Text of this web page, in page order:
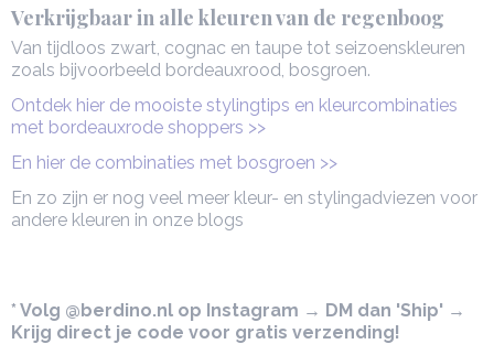
Verkrijgbaar in alle kleuren van de regenboog
Van tijdloos zwart, cognac en taupe tot seizoenskleuren
zoals bijvoorbeeld bordeauxrood, bosgroen.
Ontdek hier de mooiste stylingtips en kleurcombinaties
met bordeauxrode shoppers >>
En hier de combinaties met bosgroen >>
En zo zijn er nog veel meer kleur- en stylingadviezen voor
andere kleuren in onze blogs
* Volg @berdino.nl op Instagram → DM dan 'Ship' →
Krijg direct je code voor gratis verzending!